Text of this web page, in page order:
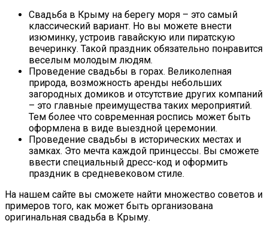
Свадьба в Крыму на берегу моря – это самый
классический вариант. Но вы можете внести
изюминку, устроив гавайскую или пиратскую
вечеринку. Такой праздник обязательно понравится
веселым молодым людям.
Проведение свадьбы в горах. Великолепная
природа, возможность аренды небольших
загородных домиков и отсутствие других компаний
– это главные преимущества таких мероприятий.
Тем более что современная роспись может быть
оформлена в виде выездной церемонии.
Проведение свадьбы в исторических местах и
замках. Это мечта каждой принцессы. Вы сможете
ввести специальный дресс-код и оформить
праздник в средневековом стиле.
На нашем сайте вы сможете найти множество советов и
примеров того, как может быть организована
оригинальная свадьба в Крыму.